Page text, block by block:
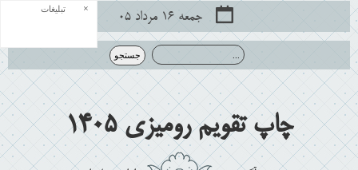
جمعه ۱۶ مرداد ۰۵
چاپ تقویم رومیزی 1405
تبلیغات ×